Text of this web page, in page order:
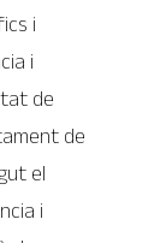
i
i
de
de
el
i